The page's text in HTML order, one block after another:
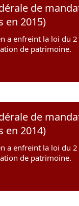
de
en 2015)
a enfreint la loi du
de patrimoine.
de
en 2014)
a enfreint la loi du
de patrimoine.